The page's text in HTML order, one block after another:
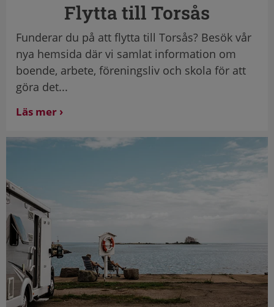
Flytta till Torsås
Funderar du på att flytta till Torsås? Besök vår
nya hemsida där vi samlat information om
boende, arbete, föreningsliv och skola för att
göra det...
Läs mer